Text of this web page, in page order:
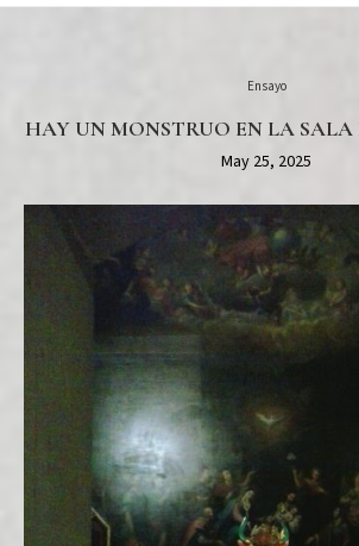
Ensayo
HAY UN MONSTRUO EN LA SALA
May 25, 2025